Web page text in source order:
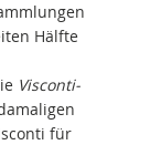
Hälfte
Visconti-
für